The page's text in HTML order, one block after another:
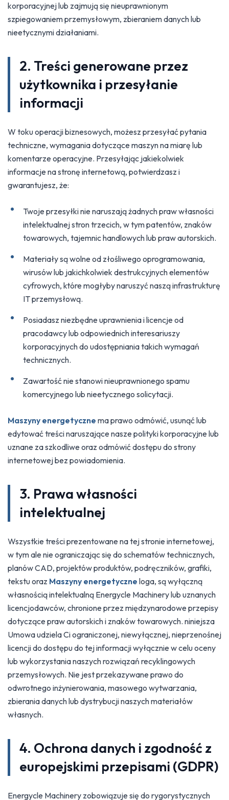
korporacyjnej lub zajmują się nieuprawnionym
szpiegowaniem przemysłowym, zbieraniem danych lub
nieetycznymi działaniami.
2. Treści generowane przez
użytkownika i przesyłanie
informacji
W toku operacji biznesowych, możesz przesyłać pytania
techniczne, wymagania dotyczące maszyn na miarę lub
komentarze operacyjne. Przesyłając jakiekolwiek
informacje na stronę internetową, potwierdzasz i
gwarantujesz, że:
Twoje przesyłki nie naruszają żadnych praw własności
intelektualnej stron trzecich, w tym patentów, znaków
towarowych, tajemnic handlowych lub praw autorskich.
Materiały są wolne od złośliwego oprogramowania,
wirusów lub jakichkolwiek destrukcyjnych elementów
cyfrowych, które mogłyby naruszyć naszą infrastrukturę
IT przemysłową.
Posiadasz niezbędne uprawnienia i licencje od
pracodawcy lub odpowiednich interesariuszy
korporacyjnych do udostępniania takich wymagań
technicznych.
Zawartość nie stanowi nieuprawnionego spamu
komercyjnego lub nieetycznego solicytacji.
Maszyny energetyczne ma prawo odmówić, usunąć lub
edytować treści naruszające nasze polityki korporacyjne lub
uznane za szkodliwe oraz odmówić dostępu do strony
internetowej bez powiadomienia.
3. Prawa własności
intelektualnej
Wszystkie treści prezentowane na tej stronie internetowej,
w tym ale nie ograniczając się do schematów technicznych,
planów CAD, projektów produktów, podręczników, grafiki,
tekstu oraz Maszyny energetyczne loga, są wyłączną
własnością intelektualną Energycle Machinery lub uznanych
licencjodawców, chronione przez międzynarodowe przepisy
dotyczące praw autorskich i znaków towarowych. niniejsza
Umowa udziela Ci ograniczonej, niewyłącznej, nieprzenośnej
licencji do dostępu do tej informacji wyłącznie w celu oceny
lub wykorzystania naszych rozwiązań recyklingowych
przemysłowych. Nie jest przekazywane prawo do
odwrotnego inżynierowania, masowego wytwarzania,
zbierania danych lub dystrybucji naszych materiałów
własnych.
4. Ochrona danych i zgodność z
europejskimi przepisami (GDPR)
Energycle Machinery zobowiązuje się do rygorystycznych